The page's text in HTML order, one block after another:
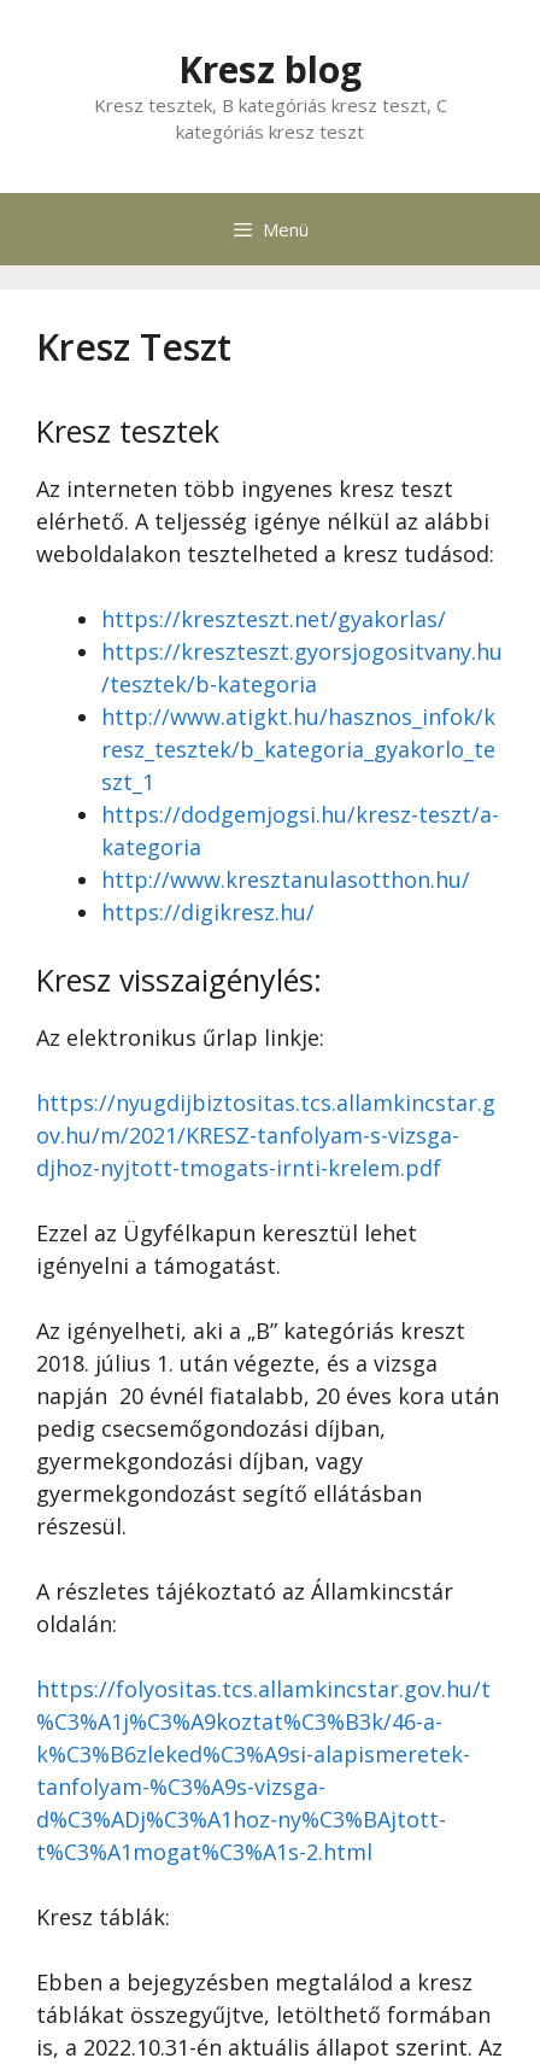
Kresz blog
Kresz tesztek, B kategóriás kresz teszt, C
kategóriás kresz teszt
Menü
Kresz Teszt
Kresz tesztek
Az interneten több ingyenes kresz teszt
elérhető. A teljesség igénye nélkül az alábbi
weboldalakon tesztelheted a kresz tudásod:
https://kreszteszt.net/gyakorlas/
https://kreszteszt.gyorsjogositvany.hu
/tesztek/b-kategoria
http://www.atigkt.hu/hasznos_infok/k
resz_tesztek/b_kategoria_gyakorlo_te
szt_1
https://dodgemjogsi.hu/kresz-teszt/a-
kategoria
http://www.kresztanulasotthon.hu/
https://digikresz.hu/
Kresz visszaigénylés:
Az elektronikus űrlap linkje:
https://nyugdijbiztositas.tcs.allamkincstar.g
ov.hu/m/2021/KRESZ-tanfolyam-s-vizsga-
djhoz-nyjtott-tmogats-irnti-krelem.pdf
Ezzel az Ügyfélkapun keresztül lehet
igényelni a támogatást.
Az igényelheti, aki a „B” kategóriás kreszt
2018. július 1. után végezte, és a vizsga
napján 20 évnél fiatalabb, 20 éves kora után
pedig csecsemőgondozási díjban,
gyermekgondozási díjban, vagy
gyermekgondozást segítő ellátásban
részesül.
A részletes tájékoztató az Államkincstár
oldalán:
https://folyositas.tcs.allamkincstar.gov.hu/t
%C3%A1j%C3%A9koztat%C3%B3k/46-a-
k%C3%B6zleked%C3%A9si-alapismeretek-
tanfolyam-%C3%A9s-vizsga-
d%C3%ADj%C3%A1hoz-ny%C3%BAjtott-
t%C3%A1mogat%C3%A1s-2.html
Kresz táblák:
Ebben a bejegyzésben megtalálod a kresz
táblákat összegyűjtve, letölthető formában
is, a 2022.10.31-én aktuális állapot szerint. Az